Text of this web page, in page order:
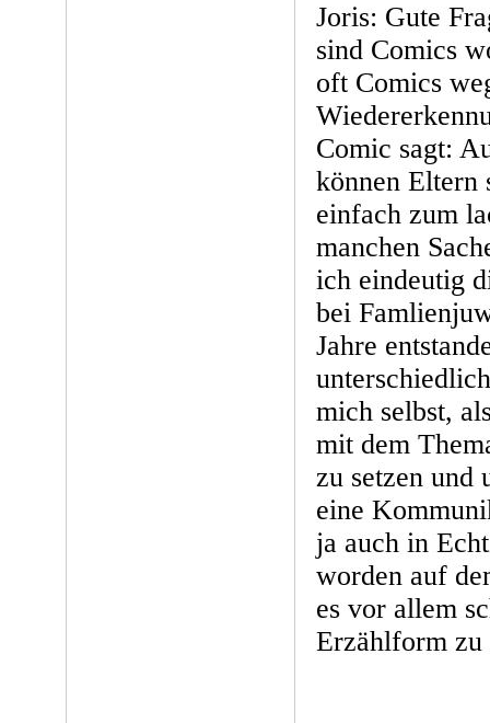
Joris: Gute
sind Comics
oft Comics
Comic sagt:
können Eltern
einfach zum
manchen
ich eindeutig
bei
Jahre
mich selbst,
mit dem
zu setzen und
eine
ja auch in
worden auf
es vor allem
Erzählform zu